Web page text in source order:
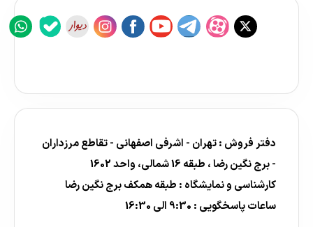
دفتر فروش : تهران - اشرفی اصفهانی - تقاطع مرزداران
- برج نگین رضا ، طبقه 16 شمالی، واحد 1602
کارشناسی و نمایشگاه : طبقه همکف برج نگین رضا
ساعات پاسخگویی : 9:30 الی 16:30